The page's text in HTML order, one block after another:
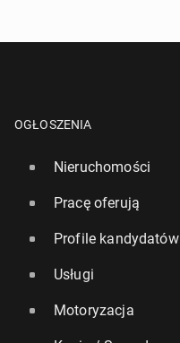
OGŁOSZENIA
Nieruchomości
Pracę oferują
Profile kandydatów
Usługi
Motoryzacja